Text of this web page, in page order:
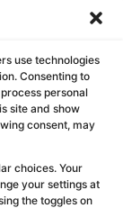
use technologies
Consenting to
personal
site and show
consent, may
choices. Your
your settings at
the toggles on
: le
logo
: Un
voile)
forte et